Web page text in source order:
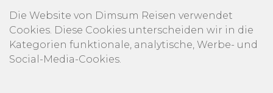
Die Website von Dimsum Reisen verwendet
Cookies. Diese Cookies unterscheiden wir in die
Kategorien funktionale, analytische, Werbe- und
Social-Media-Cookies.